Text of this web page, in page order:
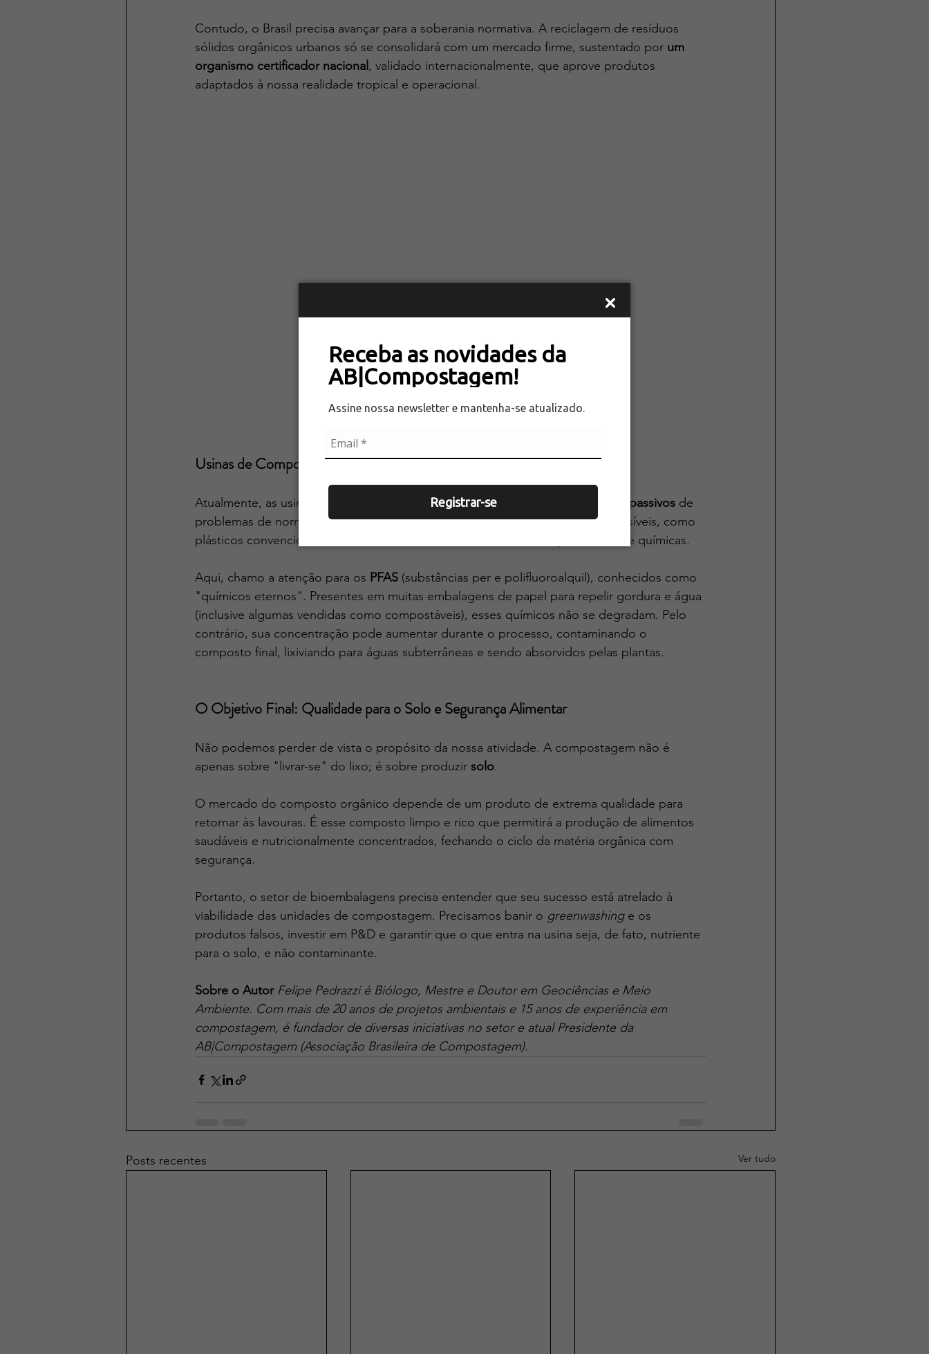
Receba as novidades da
AB|Compostagem!
Assine nossa newsletter e mantenha-se atualizado.
Registrar-se
Contudo, o Brasil precisa avançar para a soberania normativa. A reciclagem de resíduos
sólidos orgânicos urbanos só se consolidará com um mercado firme, sustentado por um
organismo certificador nacional , validado internacionalmente, que aprove produtos
adaptados à nossa realidade tropical e operacional.
Usinas de Compostagem: Receptores Passivos de Problemas?
Atualmente, as usinas de compostagem atuam muitas vezes como receptores passivos de
problemas de normalização de produtos. Recebemos contaminações físicas visíveis, como
plásticos convencionais e vidros, mas também enfrentamos ameaças invisíveis e químicas.
Aqui, chamo a atenção para os PFAS (substâncias per e polifluoroalquil), conhecidos como
"químicos eternos". Presentes em muitas embalagens de papel para repelir gordura e água
(inclusive algumas vendidas como compostáveis), esses químicos não se degradam. Pelo
contrário, sua concentração pode aumentar durante o processo, contaminando o
composto final, lixiviando para águas subterrâneas e sendo absorvidos pelas plantas.
O Objetivo Final: Qualidade para o Solo e Segurança Alimentar
Não podemos perder de vista o propósito da nossa atividade. A compostagem não é
apenas sobre "livrar-se" do lixo; é sobre produzir solo.
O mercado do composto orgânico depende de um produto de extrema qualidade para
retornar às lavouras. É esse composto limpo e rico que permitirá a produção de alimentos
saudáveis e nutricionalmente concentrados, fechando o ciclo da matéria orgânica com
segurança.
Portanto, o setor de bioembalagens precisa entender que seu sucesso está atrelado à
viabilidade das unidades de compostagem. Precisamos banir o greenwashing e os
produtos falsos, investir em P&D e garantir que o que entra na usina seja, de fato, nutriente
para o solo, e não contaminante.
Sobre o Autor Felipe Pedrazzi é Biólogo, Mestre e Doutor em Geociências e Meio
Ambiente. Com mais de 20 anos de projetos ambientais e 15 anos de experiência em
compostagem, é fundador de diversas iniciativas no setor e atual Presidente da
AB|Compostagem (Associação Brasileira de Compostagem).
Posts recentes Ver tudo